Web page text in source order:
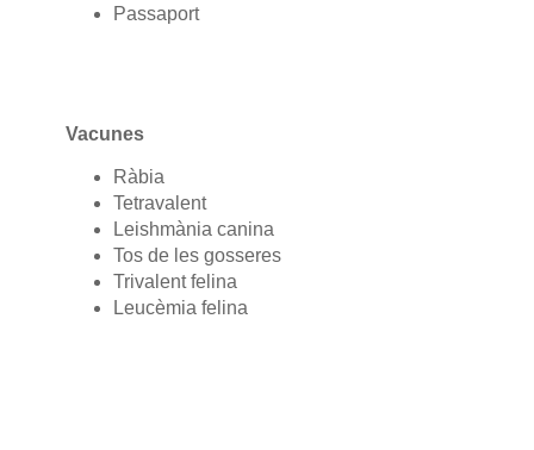
Passaport
Vacunes
Ràbia
Tetravalent
Leishmània canina
Tos de les gosseres
Trivalent felina
Leucèmia felina